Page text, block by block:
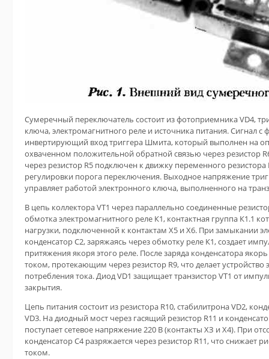
Сумеречный переключатель состоит из фотоприемника VD4,
ключа, электромагнитного реле и источника питания. Сигнал с
инвертирующий вход триггера Шмита, который выполнен на
охваченном положительной обратной связью через резистор
через резистор R5 подключен к движку переменного резистора
регулировки порога переключения. Выходное напряжение
управляет работой электронного ключа, выполненного на
В цепь коллектора VT1 через параллельно соединенные
обмотка электромагнитного реле К1, контактная группа К1.1
нагрузки, подключенной к контактам Х5 и Х6. При замыкании
конденсатор С2, заряжаясь через обмотку реле К1, создает
притяжения якоря этого реле. После заряда конденсатора
током, протекающим через резистор R9, что делает
потребления тока. Диод VD1 защищает транзистор VT1 от
закрытия.
Цепь питания состоит из резистора R10, стабилитрона VD2,
VD3. На диодный мост через гасящий резистор R11 и
поступает сетевое напряжение 220 В (контакты ХЗ и Х4). При
конденсатор С4 разряжается через резистор R11, что снижает
током.